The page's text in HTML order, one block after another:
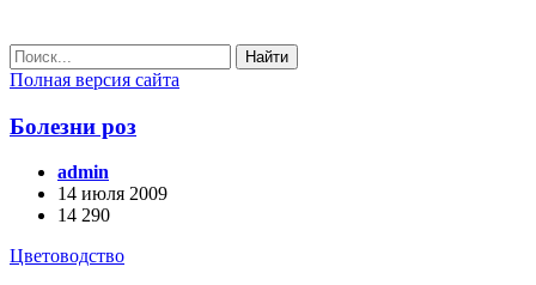
Найти
Полная версия сайта
Болезни роз
admin
14 июля 2009
14 290
Цветоводство